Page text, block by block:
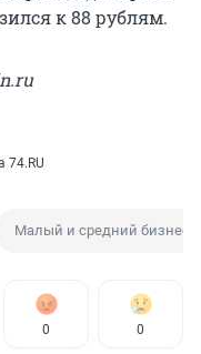
к 88 рублям.
74.RU
Малый и средний бизнес
0 0